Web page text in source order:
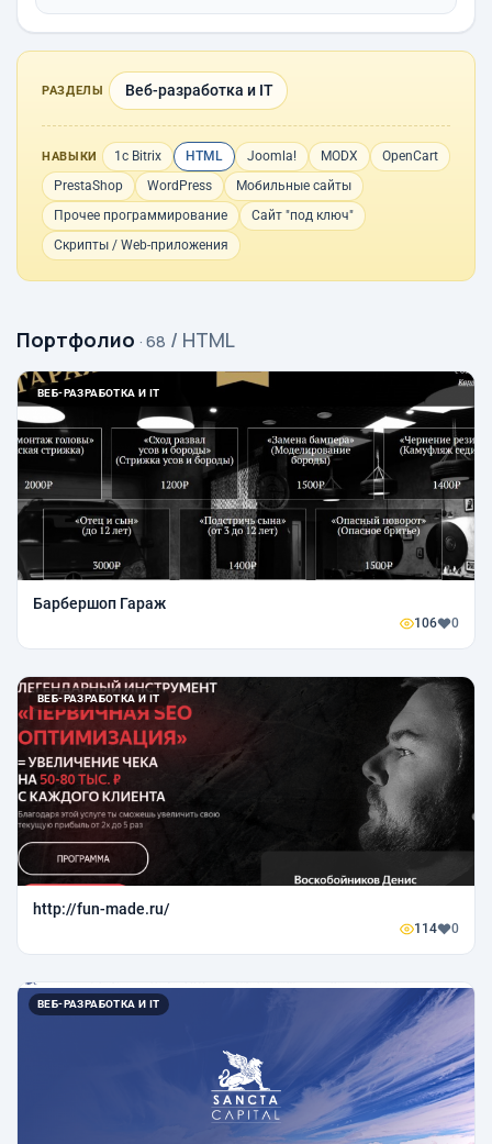
РАЗДЕЛЫ Веб-разработка и IT
НАВЫКИ 1с Bitrix HTML Joomla! MODX
OpenCart
PrestaShop
WordPress
Мобильные сайты
Прочее программирование
Сайт "под ключ"
Скрипты / Web-приложения
Портфолио · 68 / HTML
ВЕБ-РАЗРАБОТКА И IT
Барбершоп Гараж
106 0
ВЕБ-РАЗРАБОТКА И IT
http://fun-made.ru/
114 0
ВЕБ-РАЗРАБОТКА И IT